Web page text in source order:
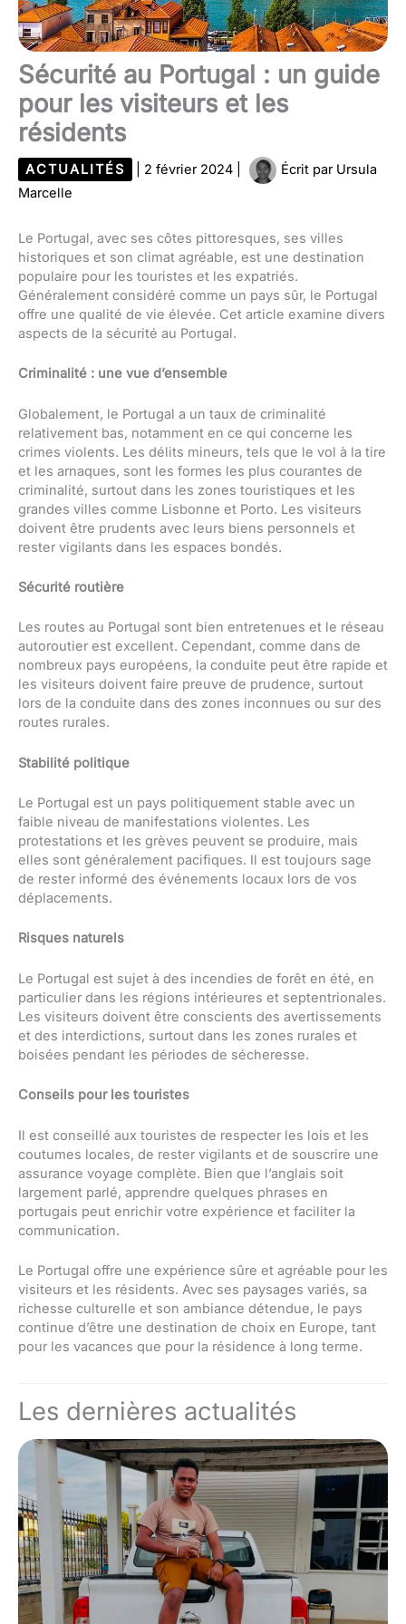
Sécurité au Portugal : un guide
pour les visiteurs et les
résidents
ACTUALITÉS 2 février 2024 Écrit par Ursula
Marcelle
Le Portugal, avec ses côtes pittoresques, ses villes
historiques et son climat agréable, est une destination
populaire pour les touristes et les expatriés.
Généralement considéré comme un pays sûr, le Portugal
offre une qualité de vie élevée. Cet article examine divers
aspects de la sécurité au Portugal.
Criminalité : une vue d’ensemble
Globalement, le Portugal a un taux de criminalité
relativement bas, notamment en ce qui concerne les
crimes violents. Les délits mineurs, tels que le vol à la tire
et les arnaques, sont les formes les plus courantes de
criminalité, surtout dans les zones touristiques et les
grandes villes comme Lisbonne et Porto. Les visiteurs
doivent être prudents avec leurs biens personnels et
rester vigilants dans les espaces bondés.
Sécurité routière
Les routes au Portugal sont bien entretenues et le réseau
autoroutier est excellent. Cependant, comme dans de
nombreux pays européens, la conduite peut être rapide et
les visiteurs doivent faire preuve de prudence, surtout
lors de la conduite dans des zones inconnues ou sur des
routes rurales.
Stabilité politique
Le Portugal est un pays politiquement stable avec un
faible niveau de manifestations violentes. Les
protestations et les grèves peuvent se produire, mais
elles sont généralement pacifiques. Il est toujours sage
de rester informé des événements locaux lors de vos
déplacements.
Risques naturels
Le Portugal est sujet à des incendies de forêt en été, en
particulier dans les régions intérieures et septentrionales.
Les visiteurs doivent être conscients des avertissements
et des interdictions, surtout dans les zones rurales et
boisées pendant les périodes de sécheresse.
Conseils pour les touristes
Il est conseillé aux touristes de respecter les lois et les
coutumes locales, de rester vigilants et de souscrire une
assurance voyage complète. Bien que l’anglais soit
largement parlé, apprendre quelques phrases en
portugais peut enrichir votre expérience et faciliter la
communication.
Le Portugal offre une expérience sûre et agréable pour les
visiteurs et les résidents. Avec ses paysages variés, sa
richesse culturelle et son ambiance détendue, le pays
continue d’être une destination de choix en Europe, tant
pour les vacances que pour la résidence à long terme.
Les dernières actualités